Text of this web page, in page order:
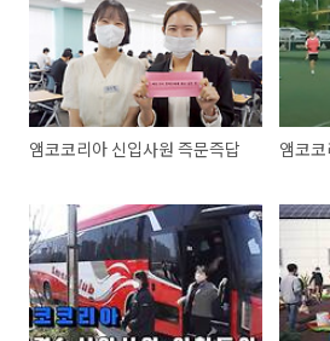
앰코코리아 신입사원 즉문즉답 앰코